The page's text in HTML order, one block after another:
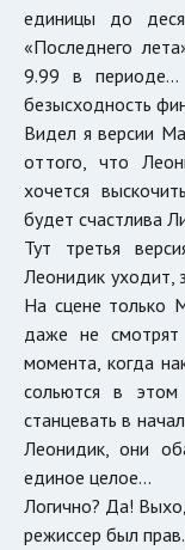
единицы до
«Последнего
9.99 в
безысходность
Видел я версии
оттого, что
хочется
будет счастлива
Тут третья
Леонидик уходит,
На сцене только
даже не
момента, когда
сольются в
станцевать в
Леонидик, они
единое целое…
Логично? Да!
режиссер был